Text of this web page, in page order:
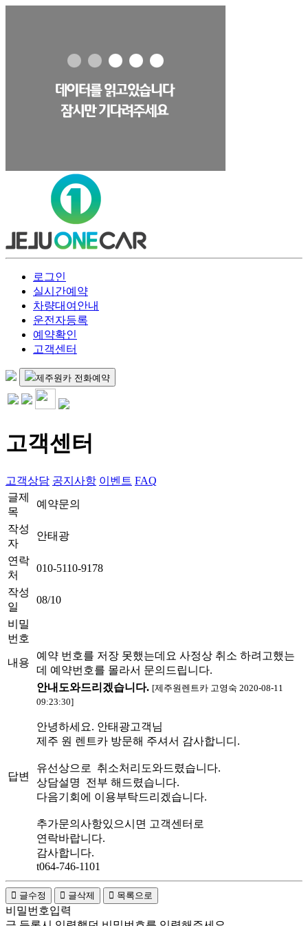
로그인
실시간예약
차량대여안내
운전자등록
예약확인
고객센터
제주원카 전화예약
고객센터
고객상담 공지사항 이벤트 FAQ
글제
목
예약문의
작성
자
안태광
연락
처
010-5110-9178
작성
일
08/10
비밀
번호
내용
예약 번호를 저장 못했는데요 사정상 취소 하려고했는
데 예약번호를 몰라서 문의드립니다.
답변
안내도와드리겠습니다. [제주원렌트카 고영숙 2020-08-11
09:23:30]
안녕하세요. 안태광고객님
제주 원 렌트카 방문해 주셔서 감사합니디.
유선상으로 취소처리도와드렸습니다.
상담설명 전부 해드렸습니다.
다음기회에 이용부탁드리겠습니다.
추가문의사항있으시면 고객센터로
연락바랍니다.
감사합니다.
t064-746-1101
글수정 글삭제 목록으로
비밀번호입력